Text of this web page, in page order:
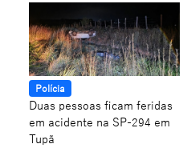
Polícia
Duas pessoas ficam feridas
em acidente na SP-294 em
Tupã